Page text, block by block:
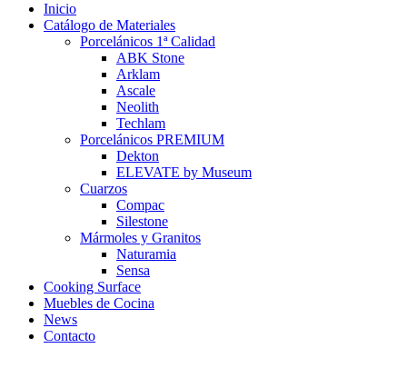
Inicio
Catálogo de Materiales
Porcelánicos 1ª Calidad
ABK Stone
Arklam
Ascale
Neolith
Techlam
Porcelánicos PREMIUM
Dekton
ELEVATE by Museum
Cuarzos
Compac
Silestone
Mármoles y Granitos
Naturamia
Sensa
Cooking Surface
Muebles de Cocina
News
Contacto